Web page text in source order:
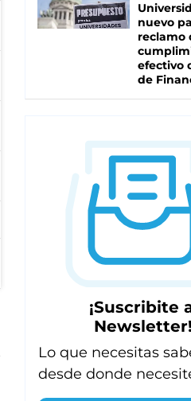
nuevo
reclamo
efectivo
de
¡Suscribite
Newsletter!
Lo que necesitas
desde donde